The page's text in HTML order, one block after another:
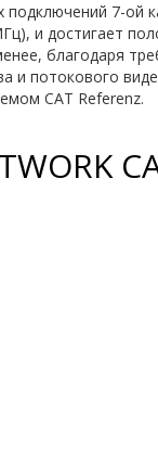
7-ой
и достигает
благодаря
и потокового
CAT Referenz.